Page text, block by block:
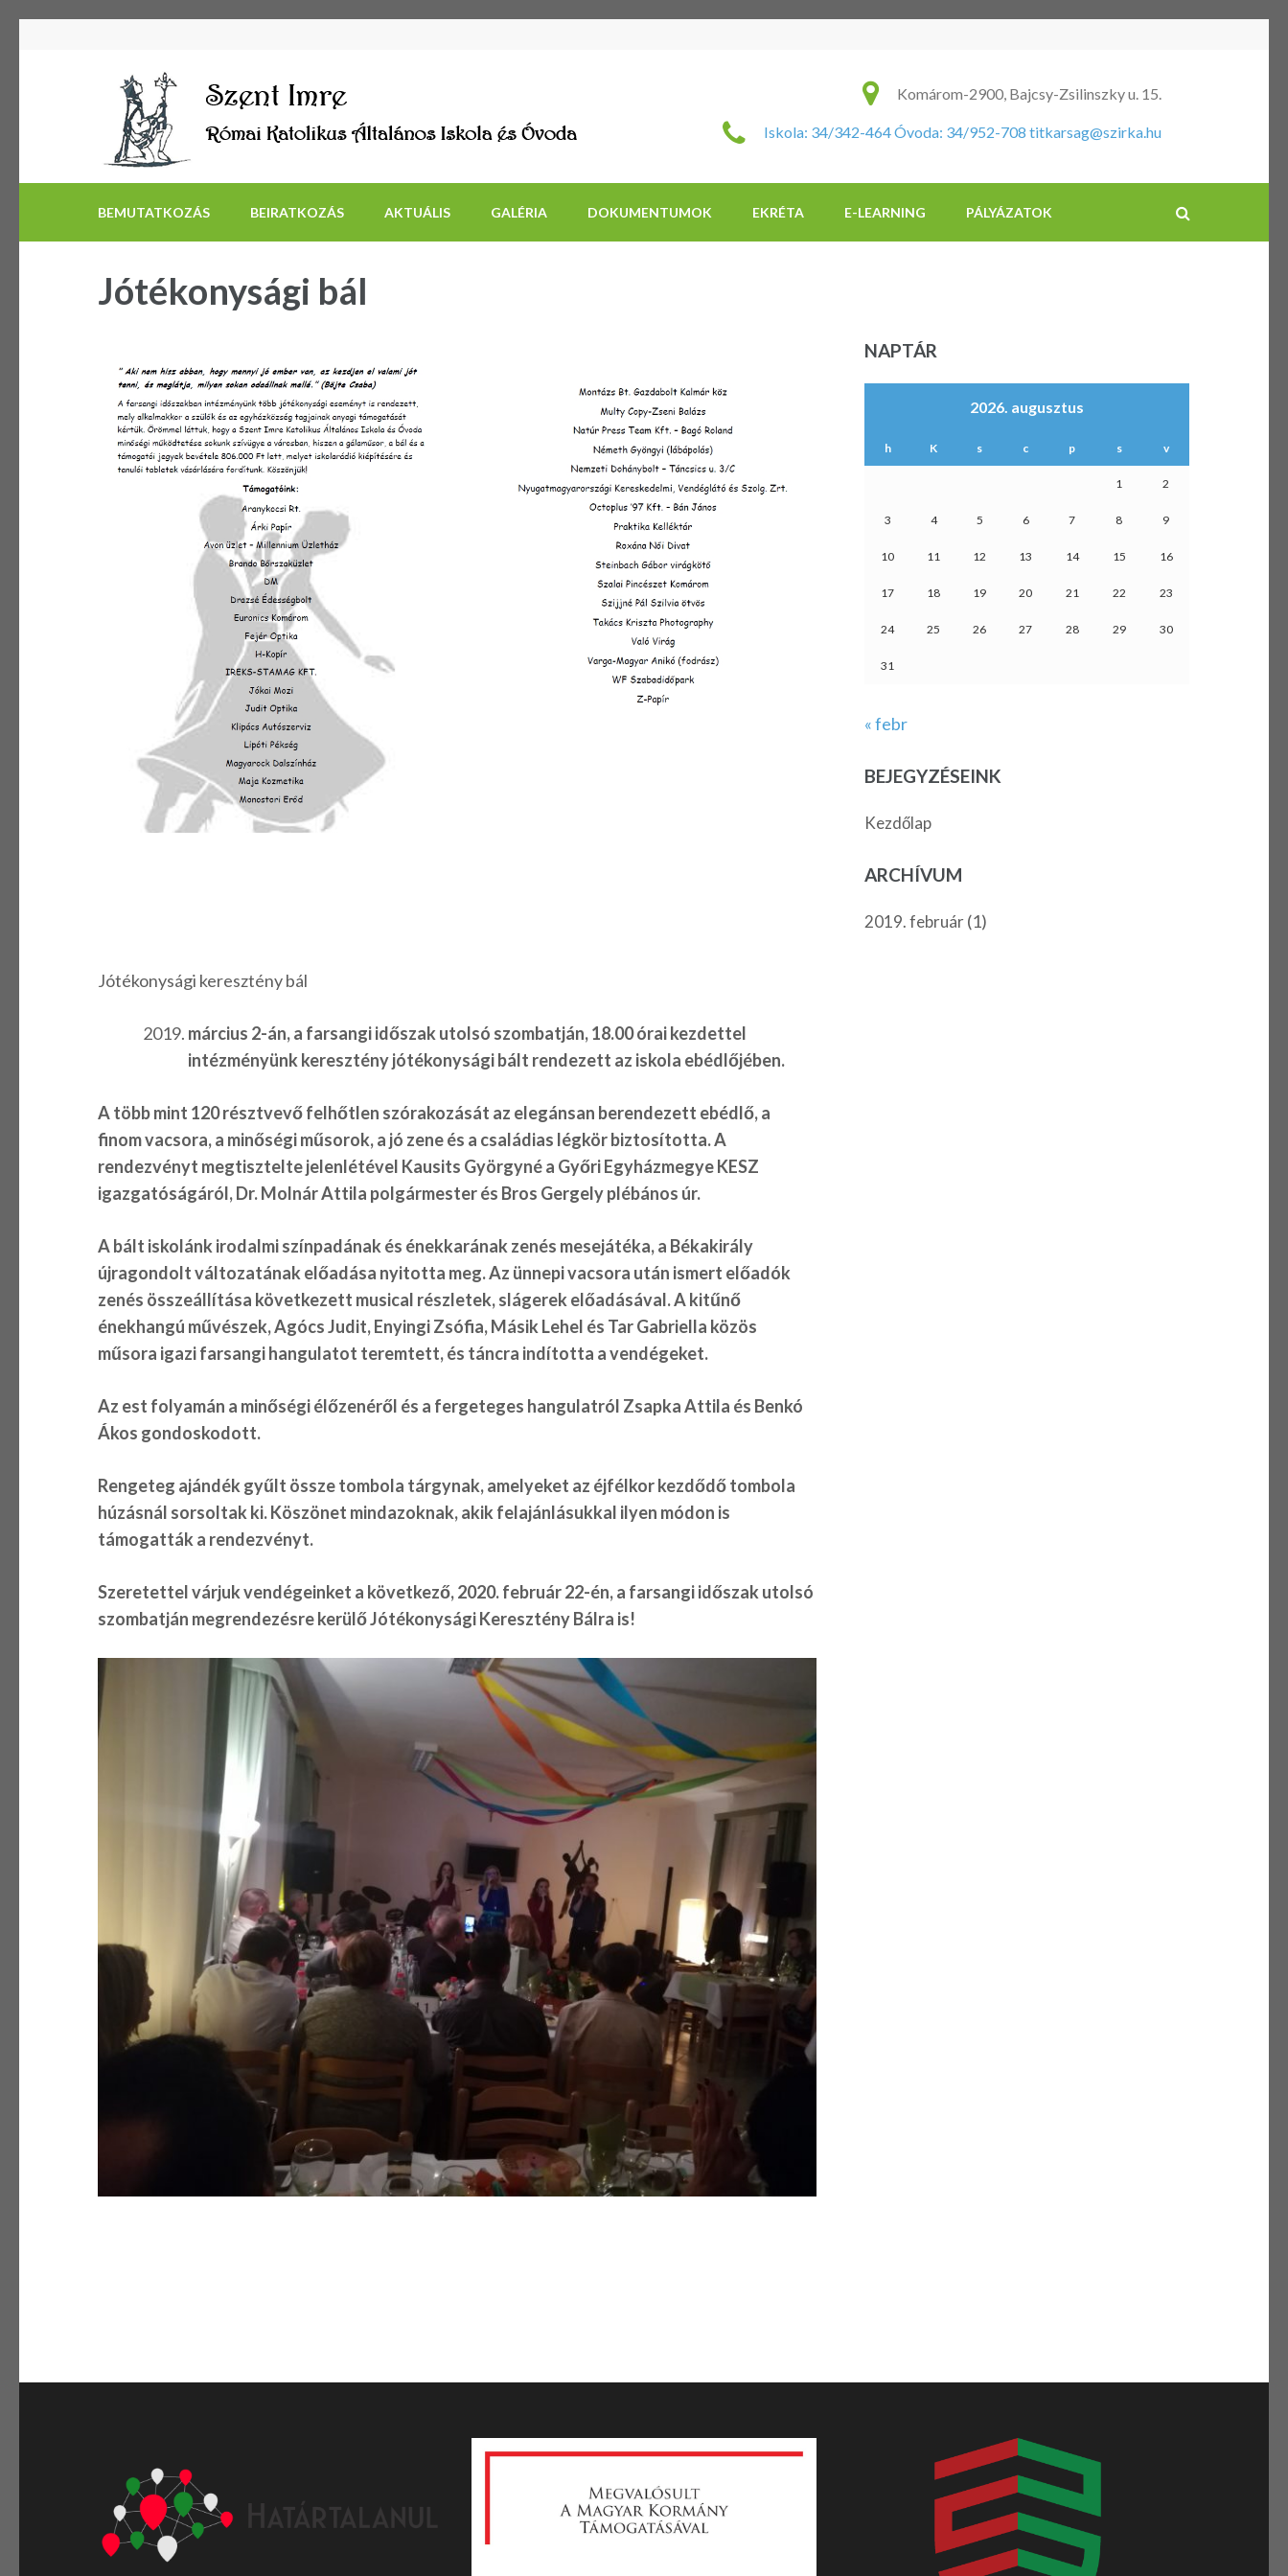
Szent Imre Római Katolikus Általános Iskola és Óvoda
Komárom-2900, Bajcsy-Zsilinszky u. 15.
Iskola: 34/342-464 Óvoda: 34/952-708 titkarsag@szirka.hu
BEMUTATKOZÁS BEIRATKOZÁS AKTUÁLIS GALÉRIA DOKUMENTUMOK EKRÉTA E-LEARNING PÁLYÁZATOK
Jótékonysági bál
Jótékonysági keresztény bál
március 2-án, a farsangi időszak utolsó szombatján, 18.00 órai kezdettel
intézményünk keresztény jótékonysági bált rendezett az iskola ebédlőjében.
A több mint 120 résztvevő felhőtlen szórakozását az elegánsan berendezett ebédlő, a
finom vacsora, a minőségi műsorok, a jó zene és a családias légkör biztosította. A
rendezvényt megtisztelte jelenlétével Kausits Györgyné a Győri Egyházmegye KESZ
igazgatóságáról, Dr. Molnár Attila polgármester és Bros Gergely plébános úr.
A bált iskolánk irodalmi színpadának és énekkarának zenés mesejátéka, a Békakirály
újragondolt változatának előadása nyitotta meg. Az ünnepi vacsora után ismert előadók
zenés összeállítása következett musical részletek, slágerek előadásával. A kitűnő
énekhangú művészek, Agócs Judit, Enyingi Zsófia, Másik Lehel és Tar Gabriella közös
műsora igazi farsangi hangulatot teremtett, és táncra indította a vendégeket.
Az est folyamán a minőségi élőzenéről és a fergeteges hangulatról Zsapka Attila és Benkó
Ákos gondoskodott.
Rengeteg ajándék gyűlt össze tombola tárgynak, amelyeket az éjfélkor kezdődő tombola
húzásnál sorsoltak ki. Köszönet mindazoknak, akik felajánlásukkal ilyen módon is
támogatták a rendezvényt.
Szeretettel várjuk vendégeinket a következő, 2020. február 22-én, a farsangi időszak utolsó
szombatján megrendezésre kerülő Jótékonysági Keresztény Bálra is!
NAPTÁR
2026. augusztus
h K s c p s v
1 2
3 4 5 6 7 8 9
10 11 12 13 14 15 16
17 18 19 20 21 22 23
24 25 26 27 28 29 30
31
« febr
BEJEGYZÉSEINK
Kezdőlap
ARCHÍVUM
2019. február(1)